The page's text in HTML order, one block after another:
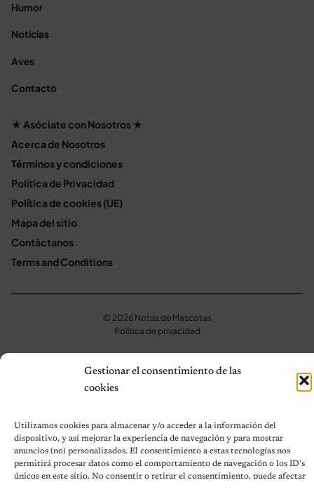
Gestionar el consentimiento de las
cookies
Utilizamos cookies para almacenar y/o acceder a la información del
dispositivo, y así mejorar la experiencia de navegación y para mostrar
anuncios (no) personalizados. El consentimiento a estas tecnologías nos
permitirá procesar datos como el comportamiento de navegación o los ID's
únicos en este sitio. No consentir o retirar el consentimiento, puede afectar
Humor
Noticias
Aves
Contacto
★ Asóciate con Nosotros ★
Acerca de Nosotros
Términos y condiciones
Política de Privacidad
Política de cookies (UE)
Mapa del sitio
Contáctanos
Terms and Conditions
© 2026 Notas de Mascotas
Política de privacidad